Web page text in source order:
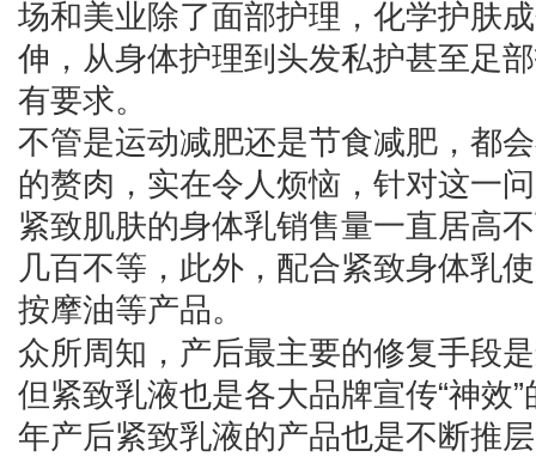
场和美业除了面部护理，化学护肤
伸，从身体护理到头发私护甚至足
有要求。
不管是运动减肥还是节食减肥，都
的赘肉，实在令人烦恼，针对这一
紧致肌肤的身体乳销售量一直居高
几百不等，此外，配合紧致身体乳
按摩油等产品。
众所周知，产后最主要的修复手段
但紧致乳液也是各大品牌宣传“神效
年产后紧致乳液的产品也是不断推